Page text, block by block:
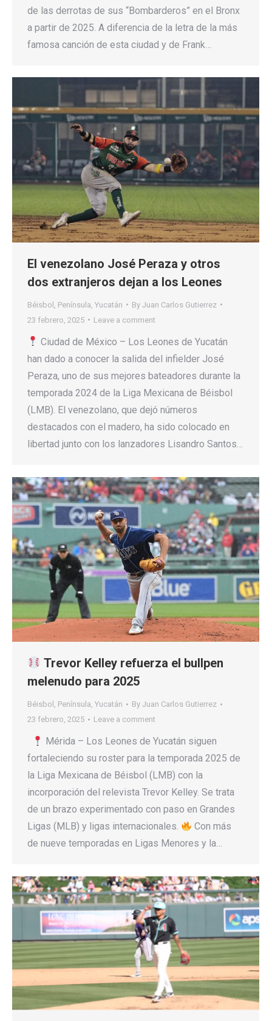
de las derrotas de sus “Bombarderos” en el Bronx
a partir de 2025. A diferencia de la letra de la más
famosa canción de esta ciudad y de Frank…
El venezolano José Peraza y otros
dos extranjeros dejan a los Leones
Béisbol Península Yucatán By Juan Carlos Gutierrez
23 febrero, 2025
Leave a comment
Ciudad de México – Los Leones de Yucatán
han dado a conocer la salida del infielder José
Peraza, uno de sus mejores bateadores durante la
temporada 2024 de la Liga Mexicana de Béisbol
(LMB). El venezolano, que dejó números
destacados con el madero, ha sido colocado en
libertad junto con los lanzadores Lisandro Santos…
Trevor Kelley refuerza el bullpen
melenudo para 2025
Béisbol , Península, Yucatán By Juan Carlos Gutierrez
23 febrero, 2025
Leave a comment
Mérida – Los Leones de Yucatán siguen
fortaleciendo su roster para la temporada 2025 de
la Liga Mexicana de Béisbol (LMB) con la
incorporación del relevista Trevor Kelley. Se trata
de un brazo experimentado con paso en Grandes
Ligas (MLB) y ligas internacionales.
Con más
de nueve temporadas en Ligas Menores y la…